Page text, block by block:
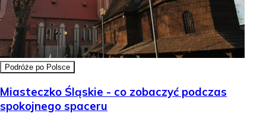
Podróże po Polsce
Miasteczko Śląskie - co zobaczyć podczas
spokojnego spaceru